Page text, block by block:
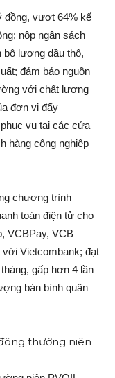
đồng, vượt 64% kế
nộp ngân sách
bộ lượng dầu thô,
đảm bảo nguồn
với chất lượng
đơn vị đẩy
vụ tại các cửa
hàng công nghiệp
chương trình
toán điện tử cho
VCBPay, VCB
với Vietcombank; đạt
gấp hơn 4 lần
bán bình quân